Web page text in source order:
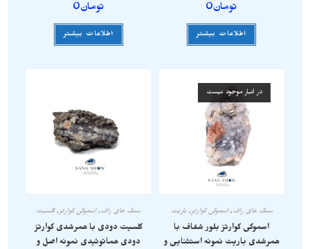
تومان0
اطلاعات بیشتر
تومان0
اطلاعات بیشتر
در انبار موجود نیست
سنگ های راف,اسموکی کوارتز,باریت
اسموکی کوارتز بلور شفاف با
همرشدی باریت نمونه استثنایی و
سنگ های راف,اسموکی کوارتز,کلسیت
کلسیت دودی با همرشدی کوارتز
دودی هماتوئیدی نمونه اصل و